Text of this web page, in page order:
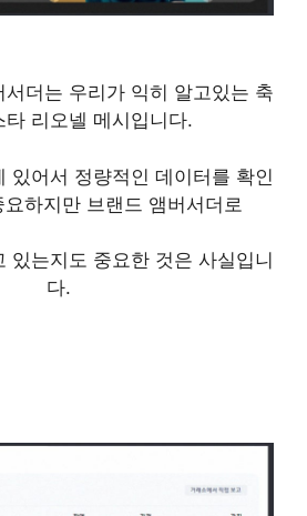
더는 우리가 익히 알고있는 축
타 리오넬 메시입니다.
있어서 정량적인 데이터를 확인
하지만 브랜드 앰버서더로
있는지도 중요한 것은 사실입니
다.